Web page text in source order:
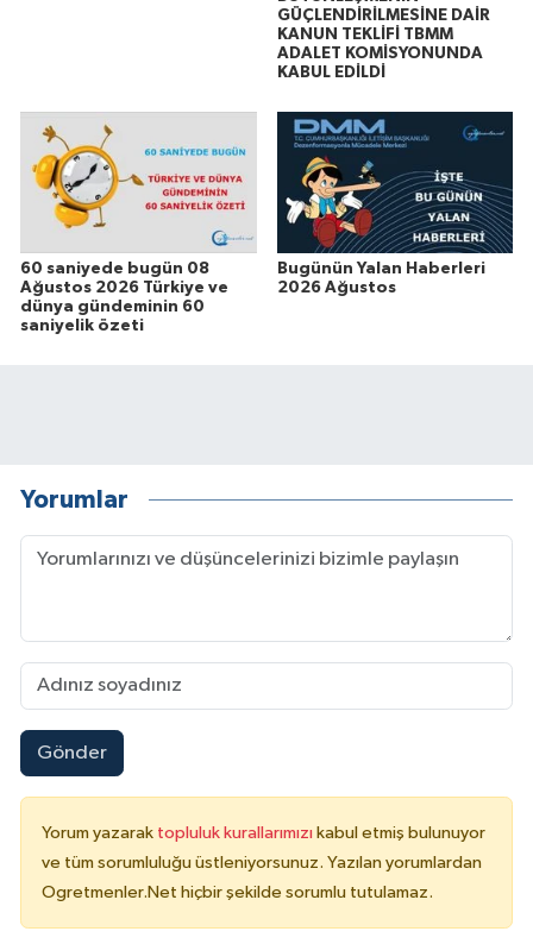
GÜÇLENDİRİLMESİNE DAİR
KANUN TEKLİFİ TBMM
ADALET KOMİSYONUNDA
KABUL EDİLDİ
60 saniyede bugün 08
Ağustos 2026 Türkiye ve
dünya gündeminin 60
saniyelik özeti
Bugünün Yalan Haberleri
2026 Ağustos
Yorumlar
Gönder
Yorum yazarak topluluk kurallarımızı kabul etmiş bulunuyor
ve tüm sorumluluğu üstleniyorsunuz. Yazılan yorumlardan
Ogretmenler.Net hiçbir şekilde sorumlu tutulamaz.